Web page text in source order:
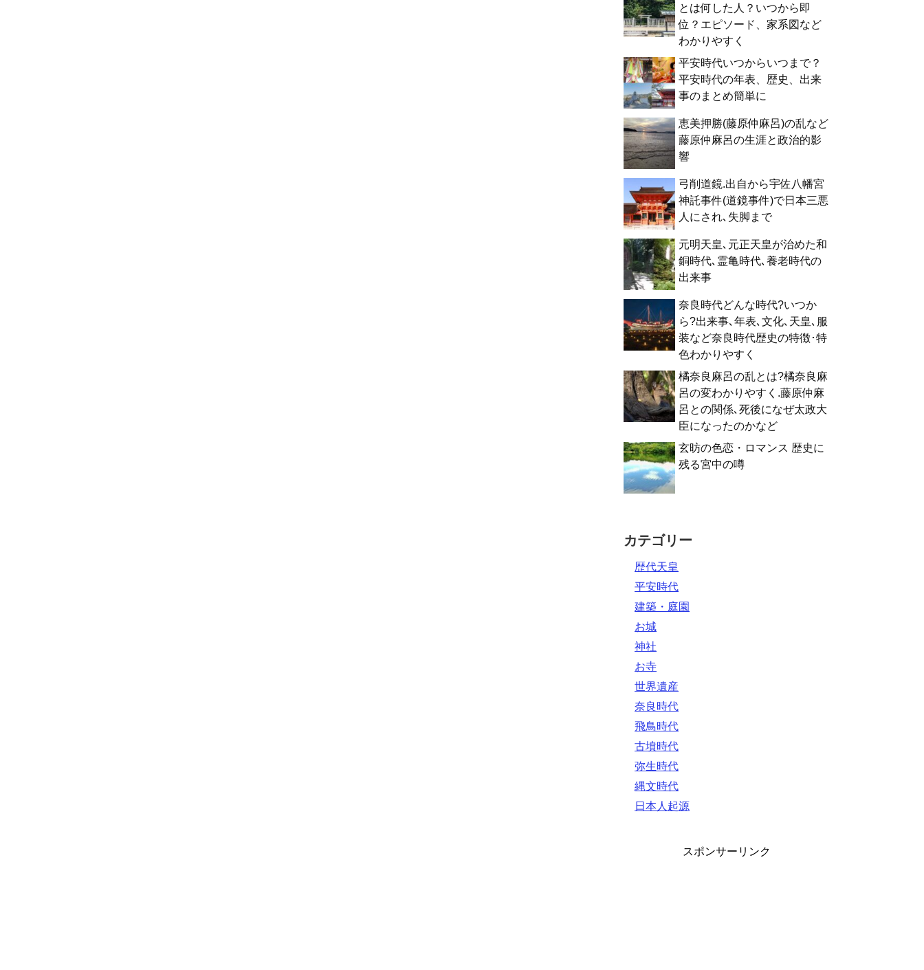
とは何した人？いつから即
位？エピソード、家系図など
わかりやすく
平安時代いつからいつまで？
平安時代の年表、歴史、出来
事のまとめ簡単に
恵美押勝(藤原仲麻呂)の乱など
藤原仲麻呂の生涯と政治的影
響
弓削道鏡.出自から宇佐八幡宮
神託事件(道鏡事件)で日本三悪
人にされ､失脚まで
元明天皇､元正天皇が治めた和
銅時代､霊亀時代､養老時代の
出来事
奈良時代どんな時代?いつか
ら?出来事､年表､文化､天皇､服
装など奈良時代歴史の特徴･特
色わかりやすく
橘奈良麻呂の乱とは?橘奈良麻
呂の変わかりやすく.藤原仲麻
呂との関係､死後になぜ太政大
臣になったのかなど
玄昉の色恋・ロマンス 歴史に
残る宮中の噂
カテゴリー
歴代天皇
平安時代
建築・庭園
お城
神社
お寺
世界遺産
奈良時代
飛鳥時代
古墳時代
弥生時代
縄文時代
日本人起源
スポンサーリンク